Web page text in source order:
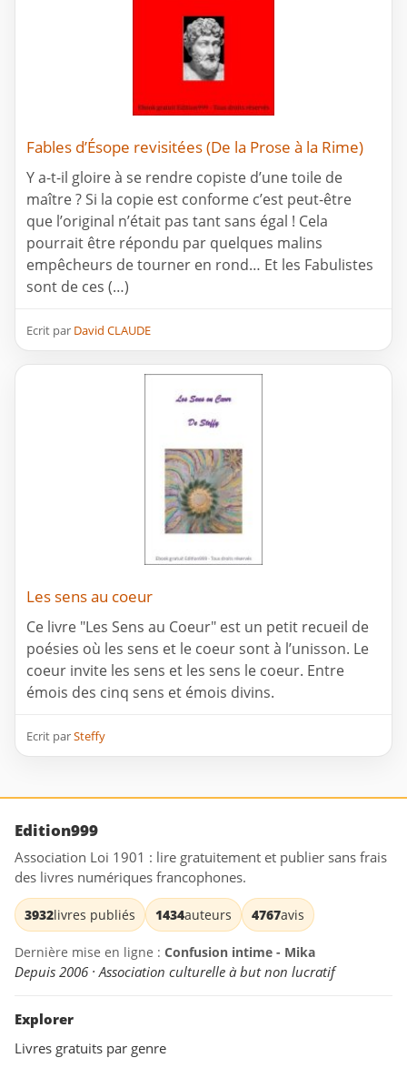
Fables d’Ésope revisitées (De la Prose à la Rime)
Y a-t-il gloire à se rendre copiste d’une toile de
maître ? Si la copie est conforme c’est peut-être
que l’original n’était pas tant sans égal ! Cela
pourrait être répondu par quelques malins
empêcheurs de tourner en rond… Et les Fabulistes
sont de ces (…)
Ecrit par David CLAUDE
Les sens au coeur
Ce livre "Les Sens au Coeur" est un petit recueil de
poésies où les sens et le coeur sont à l’unisson. Le
coeur invite les sens et les sens le coeur. Entre
émois des cinq sens et émois divins.
Ecrit parSteffy
Edition999
Association Loi 1901 : lire gratuitement et publier sans frais
des livres numériques francophones.
3932livres publiés 1434auteurs 4767avis
Dernière mise en ligne : Confusion intime - Mika
Depuis 2006 · Association culturelle à but non lucratif
Explorer
Livres gratuits par genre